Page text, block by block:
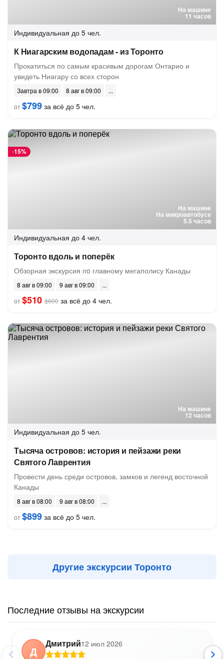
На машине
11 часов
Индивидуальная до 5 чел.
К Ниагарским водопадам - из Торонто
Прокатиться по самым красивым дорогам Онтарио и
увидеть Ниагару со всех сторон
Завтра в 09:00
8 авг в 09:00
от$799 за всё до 5 чел.
На машине
На микроавтобусе
5.5 часов
-15%
Индивидуальная до 4 чел.
Торонто вдоль и поперёк
Обзорная экскурсия пo главному мегаполису Канады
8 авг в 09:00
9 авг в 09:00
от$510 $600 за всё до 4 чел.
На машине
12 часов
Индивидуальная до 5 чел.
Тысяча островов: история и пейзажи реки
Святого Лаврентия
Провести день среди островов, замков и легенд восточной
Канады
8 авг в 08:00
9 авг в 08:00
от$899 за всё до 5 чел.
Другие экскурсии Торонто
Последние отзывы на экскурсии
Д
Дмитрий12 июл 2026